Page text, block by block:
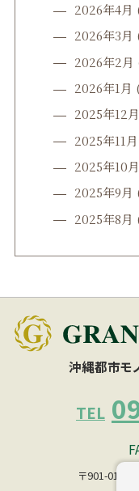
2026年4月
2026年3月
2026年2月
2026年1月
2025年12月
2025年11月
2025年10月
2025年9月
2025年8月
沖縄都市モ
TEL
〒901-0153